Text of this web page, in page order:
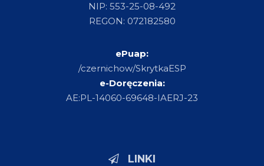
NIP: 553-25-08-492
REGON: 072182580
ePuap:
/czernichow/SkrytkaESP
e-Doręczenia:
AE:PL-14060-69648-IAERJ-23
LINKI